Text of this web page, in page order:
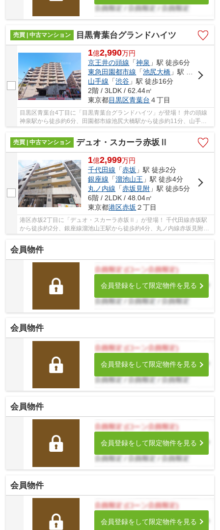
売買 | 中古マンション 目黒青葉台グランドハイツ
1億2,990万円
京王井の頭線 「神泉 」駅 徒歩6分
東急田園都市線 「池尻大橋 」駅 徒歩11分
山手線 「渋谷 」駅 徒歩16分
2階 / 3LDK / 62.44㎡
東京都目黒区青葉台 ４丁目
目黒区青葉台4丁目に「目黒青葉台グランドハイツ」が登場！ 井の頭線
神泉駅から徒歩約6分、田園都市線池尻大橋駅から徒歩約11分、山手線
渋谷駅から徒歩約16分。 9路線3駅利用可能な大...
売買 | 中古マンション
デュオ・スカーラ赤坂Ⅱ
1億2,999万円
千代田線 「赤坂 」駅 徒歩2分
銀座線 「溜池山王 」駅 徒歩4分
丸ノ内線 「赤坂見附 」駅 徒歩5分
6階 / 2LDK / 48.04㎡
東京都港区赤坂 ２丁目
港区赤坂2丁目に「デュオ・スカーラ赤坂Ⅱ」が登場！ 千代田線赤坂駅
から徒歩約2分、銀座線溜池山王駅から徒歩約4分、丸ノ内線赤坂見附駅
から徒歩約5分。 4路線3駅利用可能な大変便利な...
会員物件
会員登録をして限定物件を見る
会員物件
会員登録をして限定物件を見る
会員物件
会員登録をして限定物件を見る
会員物件
会員登録をして限定物件を見る